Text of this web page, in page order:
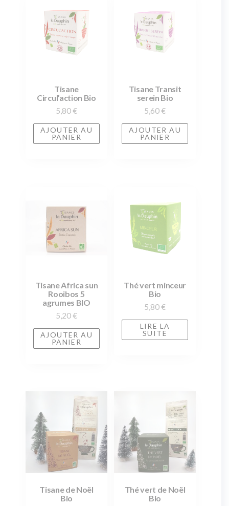
Tisane
Circul’action Bio
5,80 €
AJOUTER AU
PANIER
Tisane Transit
serein Bio
5,60 €
AJOUTER AU
PANIER
Tisane Africa sun
Rooibos 5
agrumes BIO
5,20 €
AJOUTER AU
PANIER
Thé vert minceur
Bio
5,80 €
LIRE LA
SUITE
Tisane de Noël
Bio
Thé vert de Noël
Bio